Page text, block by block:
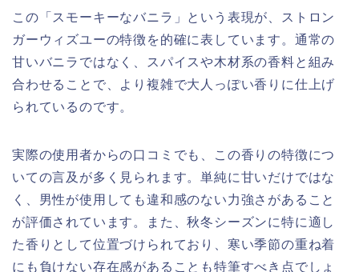
この「スモーキーなバニラ」という表現が、ストロン
ガーウィズユーの特徴を的確に表しています。通常の
甘いバニラではなく、スパイスや木材系の香料と組み
合わせることで、より複雑で大人っぽい香りに仕上げ
られているのです。
実際の使用者からの口コミでも、この香りの特徴につ
いての言及が多く見られます。単純に甘いだけではな
く、男性が使用しても違和感のない力強さがあること
が評価されています。また、秋冬シーズンに特に適し
た香りとして位置づけられており、寒い季節の重ね着
にも負けない存在感があることも特筆すべき点でしょ